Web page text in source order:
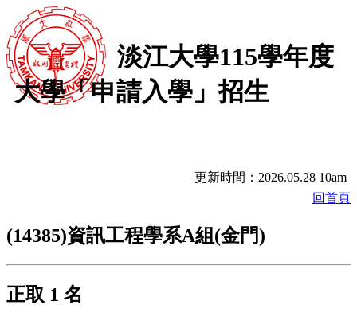
淡江大學115學年度
大學「申請入學」招生
更新時間：2026.05.28 10am
回首頁
(14385)資訊工程學系A組(金門)
正取 1 名